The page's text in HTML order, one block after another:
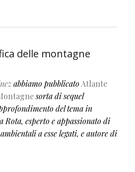
delle montagne
abbiamo pubblicatoAtlante
sorta di sequel
del tema in
Rota, esperto e appassionato di
a esse legati, e autore di